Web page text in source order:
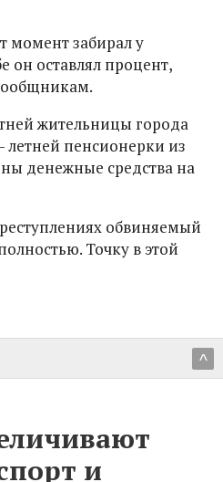
момент забирал у
он оставлял процент,
жительницы города
летней пенсионерки из
денежные средства на
обвиняемый
Точку в этой
^
и